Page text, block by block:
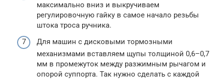
максимально вниз и выкручиваем
регулировочную гайку в самое начало резьбы
штока троса ручника.
Для машин с дисковыми тормозными
механизмами вставляем щупы толщиной 0,6–0,7
мм в промежуток между разжимным рычагом и
опорой суппорта. Так нужно сделать с каждой